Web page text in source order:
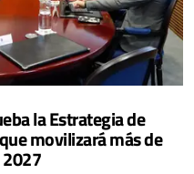
la Estrategia de
movilizará más de